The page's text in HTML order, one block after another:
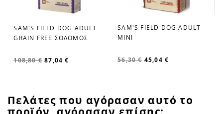
favorite_border
SAM'S FIELD DOG ADULT
GRAIN FREE ΣΟΛΟΜΟΣ
108,80 € 87,04 €
favorite_border
SAM'S FIELD DOG ADULT
MINI
56,30 € 45,04 €
Πελάτες που αγόρασαν αυτό το